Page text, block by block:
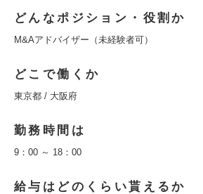
どんなポジション・役割か
M&Aアドバイザー（未経験者可）
どこで働くか
東京都 / 大阪府
勤務時間は
9：00 ～ 18：00
給与はどのくらい貰えるか